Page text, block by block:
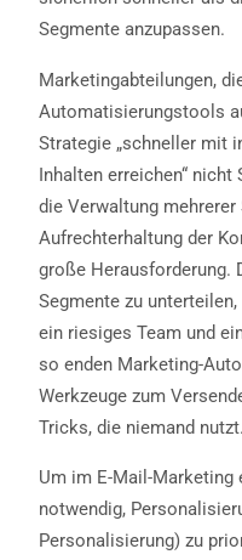
Segmente anzupassen.
Marketingabteilungen,
Automatisierungstools
Strategie „schneller mit
Inhalten erreichen“ nicht
die Verwaltung
Aufrechterhaltung der
große Herausforderung.
Segmente zu
ein riesiges Team und
so enden Marketing-
Werkzeuge zum
Tricks, die niemand nutzt.
Um im E-Mail-
notwendig,
Personalisierung) zu